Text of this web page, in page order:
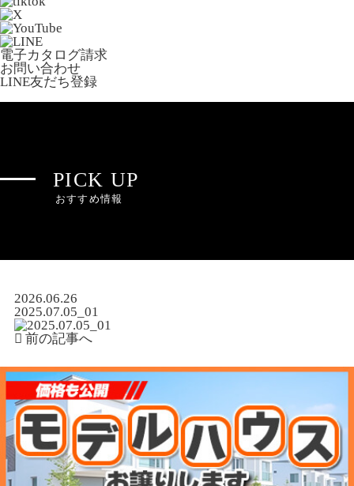
電子カタログ請求
お問い合わせ
LINE友だち登録
PICK UP
おすすめ情報
2026.06.26
2025.07.05_01
前の記事へ